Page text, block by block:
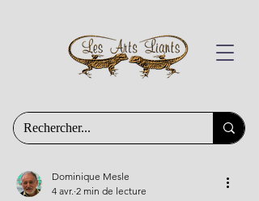
Dominique Mesle
4 avr. 2 min de lecture